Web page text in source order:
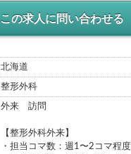
この求人に問い合わせる
北海道
整形外科
外来 訪問
【整形外科外来】
・担当コマ数：週1〜2コマ程度